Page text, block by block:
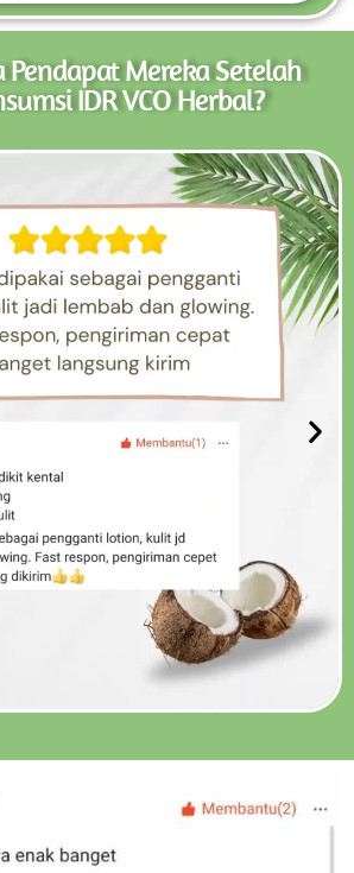
Pendapat Mereka Setelah
IDR VCO Herbal?